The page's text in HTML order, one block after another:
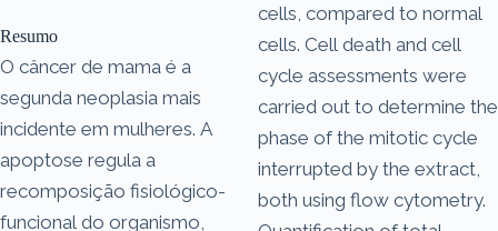
Resumo
O câncer de mama é a
segunda neoplasia mais
incidente em mulheres. A
apoptose regula a
recomposição fisiológico-
funcional do organismo,
cells, compared to normal
cells. Cell death and cell
cycle assessments were
carried out to determine the
phase of the mitotic cycle
interrupted by the extract,
both using flow cytometry.